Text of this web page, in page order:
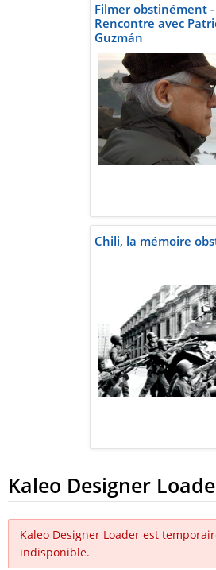
Filmer obstinément -
Rencontre avec
Guzmán
Chili, la mémoire
Kaleo Designer
Kaleo Designer Loader est
indisponible.